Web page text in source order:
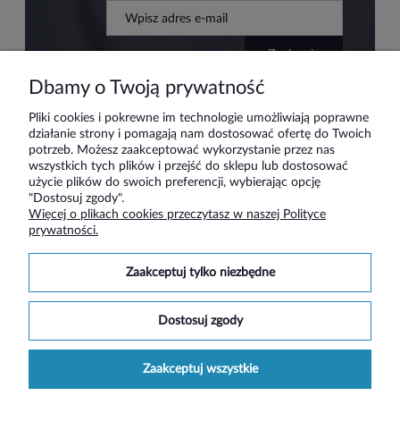
zapisz się
Pomoc
Moje konto
O nas
Social media
Dbamy o Twoją prywatność
Pliki cookies i pokrewne im technologie umożliwiają poprawne
działanie strony i pomagają nam dostosować ofertę do Twoich
potrzeb. Możesz zaakceptować wykorzystanie przez nas
wszystkich tych plików i przejść do sklepu lub dostosować
użycie plików do swoich preferencji, wybierając opcję
"Dostosuj zgody".
Więcej o plikach cookies przeczytasz w naszej Polityce
prywatności.
zaakceptuj tylko niezbędne
dostosuj zgody
zaakceptuj wszystkie